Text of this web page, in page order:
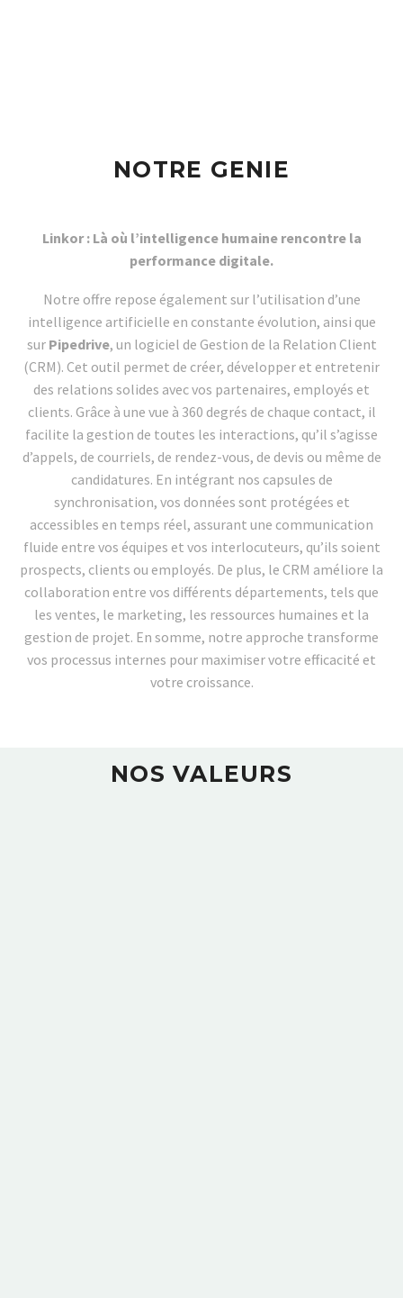
NOTRE GENIE
Linkor : Là où l’intelligence humaine rencontre la
performance digitale.
Notre offre repose également sur l’utilisation d’une
intelligence artificielle en constante évolution, ainsi que
sur Pipedrive, un logiciel de Gestion de la Relation Client
(CRM). Cet outil permet de créer, développer et entretenir
des relations solides avec vos partenaires, employés et
clients. Grâce à une vue à 360 degrés de chaque contact, il
facilite la gestion de toutes les interactions, qu’il s’agisse
d’appels, de courriels, de rendez-vous, de devis ou même de
candidatures. En intégrant nos capsules de
synchronisation, vos données sont protégées et
accessibles en temps réel, assurant une communication
fluide entre vos équipes et vos interlocuteurs, qu’ils soient
prospects, clients ou employés. De plus, le CRM améliore la
collaboration entre vos différents départements, tels que
les ventes, le marketing, les ressources humaines et la
gestion de projet. En somme, notre approche transforme
vos processus internes pour maximiser votre efficacité et
votre croissance.
NOS VALEURS